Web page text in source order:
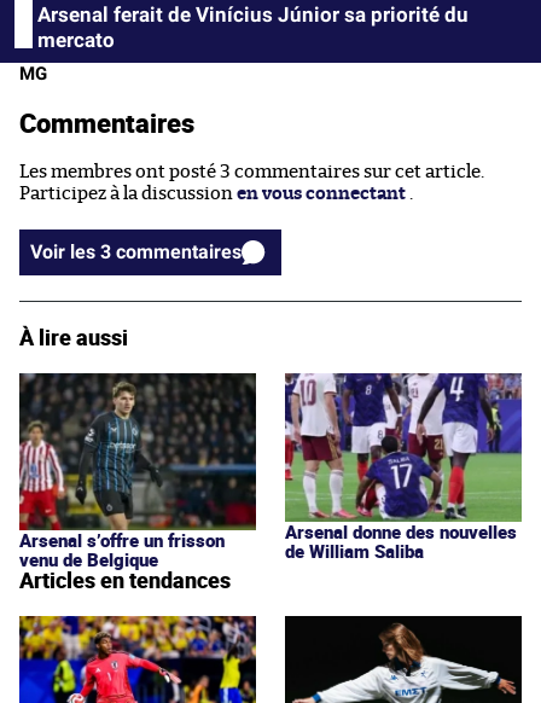
Arsenal ferait de Vinícius Júnior sa priorité du
mercato
MG
Commentaires
Les membres ont posté 3 commentaires sur cet article.
Participez à la discussion en vous connectant
Voir les 3 commentaires
À lire aussi
Arsenal s’offre un frisson
venu de Belgique
Arsenal donne des nouvelles
de William Saliba
Articles en tendances